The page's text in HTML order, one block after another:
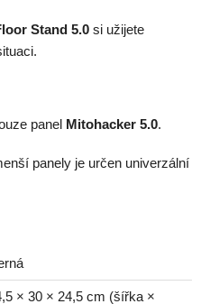
Stand 5.0 si užijete
panel Mitohacker 5.0.
panely je určen univerzální
× 30 × 24,5 cm (šířka ×